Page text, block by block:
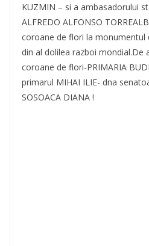
KUZMIN – si a ambasadorului
ALFREDO ALFONSO
coroane de flori la monumentul
din al dolilea razboi mondial.De
coroane de flori-PRIMARIA
primarul MIHAI ILIE- dna
SOSOACA